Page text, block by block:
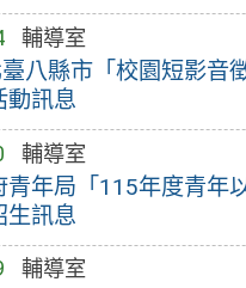
輔導室
八縣市「校園短影音
動訊息
輔導室
青年局「115年度青年
生訊息
輔導室